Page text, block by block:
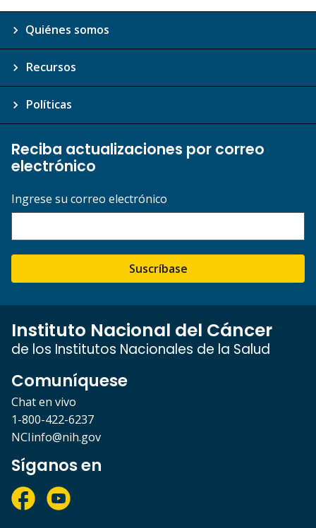
Quiénes somos
Recursos
Políticas
Reciba actualizaciones por correo
electrónico
Ingrese su correo electrónico
Suscríbase
Instituto Nacional del Cáncer
de los Institutos Nacionales de la Salud
Comuníquese
Chat en vivo
1-800-422-6237
NCIinfo@nih.gov
Síganos en